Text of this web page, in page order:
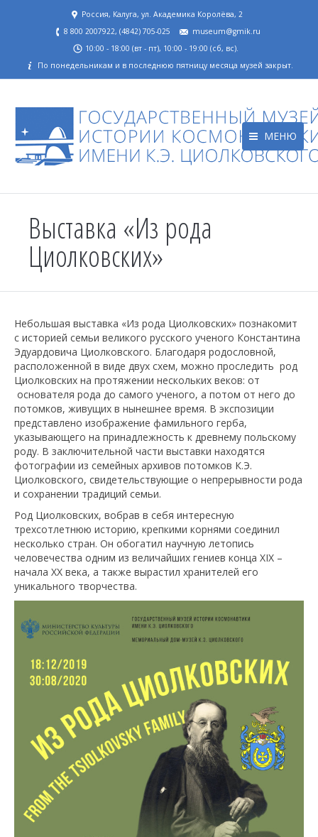
Россия, Калуга, ул. Академика Королёва, 2
8 800 2007922, (4842) 705-025
museum@gmik.ru
10:00 - 18:00 (вт - пт), 10:00 - 19:00 (сб, вс).
По понедельникам и в последнюю пятницу месяца музей закрыт.
МЕНЮ
Выставка «Из рода
Циолковских»
Небольшая выставка «Из рода Циолковских» познакомит
с историей семьи великого русского ученого Константина
Эдуардовича Циолковского. Благодаря родословной,
расположенной в виде двух схем, можно проследить род
Циолковских на протяжении нескольких веков: от
основателя рода до самого ученого, а потом от него до
потомков, живущих в нынешнее время. В экспозиции
представлено изображение фамильного герба,
указывающего на принадлежность к древнему польскому
роду. В заключительной части выставки находятся
фотографии из семейных архивов потомков К.Э.
Циолковского, свидетельствующие о непрерывности рода
и сохранении традиций семьи.
Род Циолковских, вобрав в себя интересную
трехсотлетнюю историю, крепкими корнями соединил
несколько стран. Он обогатил научную летопись
человечества одним из величайших гениев конца XIX –
начала XX века, а также вырастил хранителей его
уникального творчества.